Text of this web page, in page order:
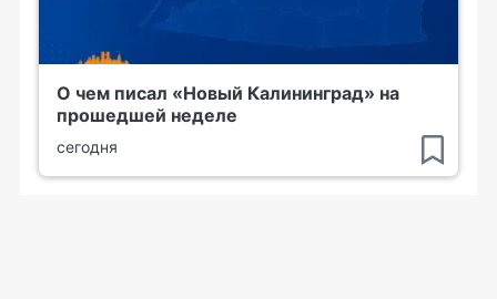
О чем писал «Новый Калининград» на
прошедшей неделе
сегодня